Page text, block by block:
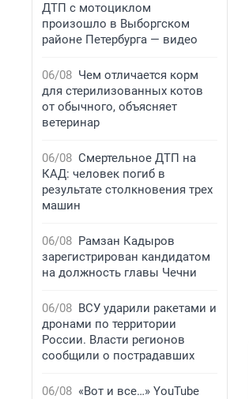
ДТП с мотоциклом
произошло в Выборгском
районе Петербурга — видео
06/08 Чем отличается корм
для стерилизованных котов
от обычного, объясняет
ветеринар
06/08 Смертельное ДТП на
КАД: человек погиб в
результате столкновения трех
машин
06/08 Рамзан Кадыров
зарегистрирован кандидатом
на должность главы Чечни
06/08 ВСУ ударили ракетами и
дронами по территории
России. Власти регионов
сообщили о пострадавших
06/08 «Вот и все…» YouTube